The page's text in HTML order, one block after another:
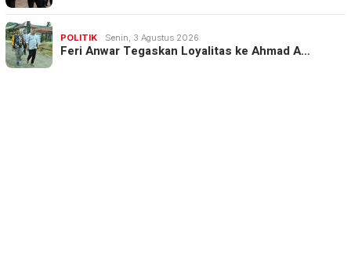
POLITIK Senin, 3 Agustus 2026
Feri Anwar Tegaskan Loyalitas ke Ahmad A…